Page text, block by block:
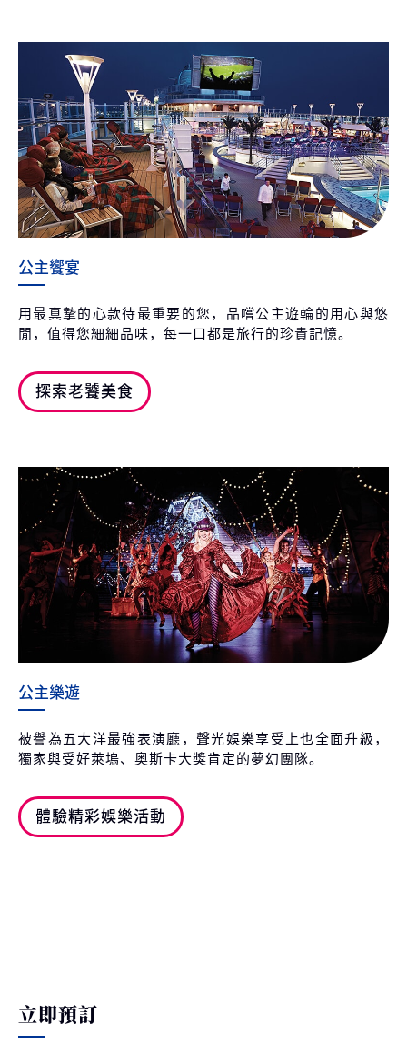
公主饗宴
用最真摯的心款待最重要的您，品嚐公主遊輪的用心與悠
閒，值得您細細品味，每一口都是旅行的珍貴記憶。
探索老饕美食
公主樂遊
被譽為五大洋最強表演廳，聲光娛樂享受上也全面升級，
獨家與受好萊塢、奧斯卡大獎肯定的夢幻團隊。
體驗精彩娛樂活動
立即預訂